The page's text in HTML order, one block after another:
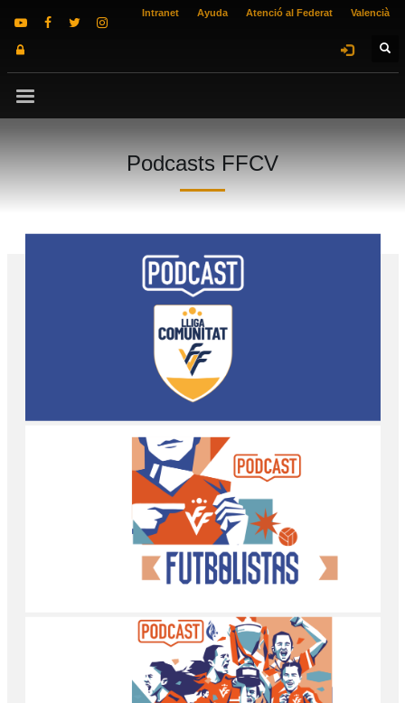
Intranet Ayuda Atenció al Federat Valencià
Podcasts FFCV
Lliga Comunitat
Futbolistas